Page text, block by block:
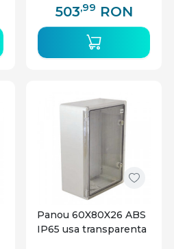
503,99 RON
Panou 60X80X26 ABS
IP65 usa transparenta